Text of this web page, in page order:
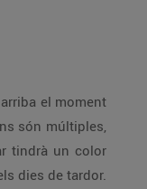
el moment
són múltiples,
tindrà un color
dies de tardor.